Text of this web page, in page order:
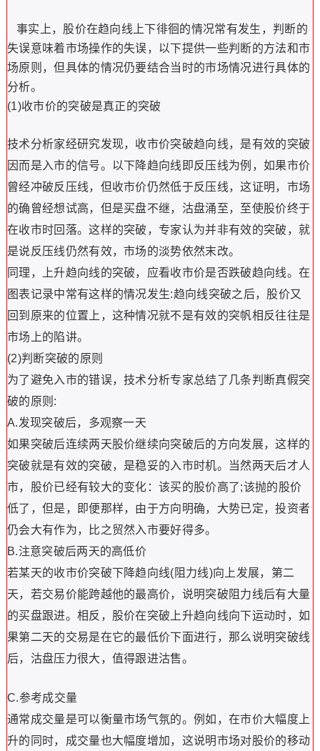
事实上，股价在趋向线上下徘徊的情况常有发生，判断的
失误意味着市场操作的失误，以下提供一些判断的方法和市
场原则，但具体的情况仍要结合当时的市场情况进行具体的
分析。
(1)收市价的突破是真正的突破
技术分析家经研究发现，收市价突破趋向线，是有效的突破
因而是入市的信号。以下降趋向线即反压线为例，如果市价
曾经冲破反压线，但收市价仍然低于反压线，这证明，市场
的确曾经想试高，但是买盘不继，沽盘涌至，至使股价终于
在收市时回落。这样的突破，专家认为并非有效的突破，就
是说反压线仍然有效，市场的淡势依然末改。
同理，上升趋向线的突破，应看收市价是否跌破趋向线。在
图表记录中常有这样的情况发生:趋向线突破之后，股价又
回到原来的位置上，这种情况就不是有效的突帆相反往往是
市场上的陷讲。
(2)判断突破的原则
为了避免入市的错误，技术分析专家总结了几条判断真假突
破的原则:
A.发现突破后，多观察一天
如果突破后连续两天股价继续向突破后的方向发展，这样的
突破就是有效的突破，是稳妥的入市时机。当然两天后才人
市，股价已经有较大的变化：该买的股价高了;该抛的股价
低了，但是，即便那样，由于方向明确，大势已定，投资者
仍会大有作为，比之贸然入市要好得多。
B.注意突破后两天的高低价
若某天的收市价突破下降趋向线(阻力线)向上发展，第二
天，若交易价能跨越他的最高价，说明突破阻力线后有大量
的买盘跟进。相反，股价在突破上升趋向线向下运动时，如
果第二天的交易是在它的最低价下面进行，那么说明突破线
后，沽盘压力很大，值得跟进沽售。
C.参考成交量
通常成交量是可以衡量市场气氛的。例如，在市价大幅度上
升的同时，成交量也大幅度增加，这说明市场对股价的移动